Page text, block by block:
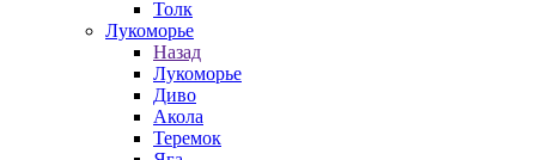
Толк
Лукоморье
Назад
Лукоморье
Диво
Акола
Теремок